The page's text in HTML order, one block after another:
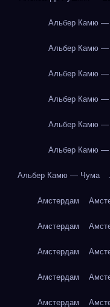
Альбер Камю —
Альбер Камю —
Альбер Камю —
Альбер Камю —
Альбер Камю —
Альбер Камю —
Альбер Камю — Чума
Амстердам
Амстердам
Амстердам
Амстердам
Амстердам